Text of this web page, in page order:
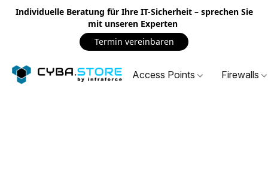
Individuelle Beratung für Ihre IT-Sicherheit – sprechen Sie
mit unseren Experten
Termin vereinbaren
Access Points Firewalls